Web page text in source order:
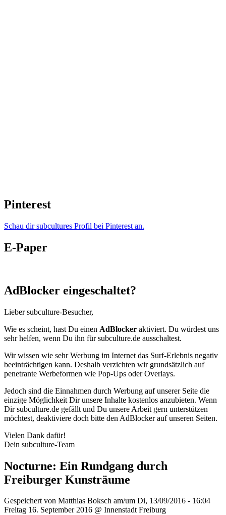
Pinterest
Schau dir subcultures Profil bei Pinterest an.
E-Paper
AdBlocker eingeschaltet?
Lieber subculture-Besucher,
Wie es scheint, hast Du einen AdBlocker aktiviert. Du würdest uns
sehr helfen, wenn Du ihn für subculture.de ausschaltest.
Wir wissen wie sehr Werbung im Internet das Surf-Erlebnis negativ
beeinträchtigen kann. Deshalb verzichten wir grundsätzlich auf
penetrante Werbeformen wie Pop-Ups oder Overlays.
Jedoch sind die Einnahmen durch Werbung auf unserer Seite die
einzige Möglichkeit Dir unsere Inhalte kostenlos anzubieten. Wenn
Dir subculture.de gefällt und Du unsere Arbeit gern unterstützen
möchtest, deaktiviere doch bitte den AdBlocker auf unseren Seiten.
Vielen Dank dafür!
Dein subculture-Team
Nocturne: Ein Rundgang durch
Freiburger Kunsträume
Gespeichert von Matthias Boksch am/um Di, 13/09/2016 - 16:04
Freitag 16. September 2016 @ Innenstadt Freiburg